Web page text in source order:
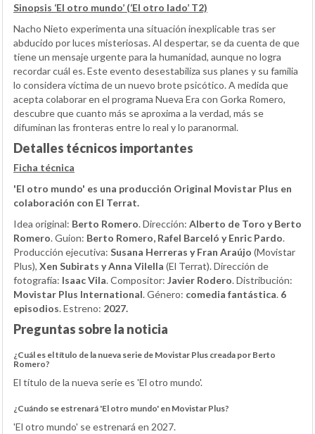
Sinopsis ‘El otro mundo’ (‘El otro lado’ T2)
Nacho Nieto experimenta una situación inexplicable tras ser
abducido por luces misteriosas. Al despertar, se da cuenta de que
tiene un mensaje urgente para la humanidad, aunque no logra
recordar cuál es. Este evento desestabiliza sus planes y su familia
lo considera víctima de un nuevo brote psicótico. A medida que
acepta colaborar en el programa Nueva Era con Gorka Romero,
descubre que cuanto más se aproxima a la verdad, más se
difuminan las fronteras entre lo real y lo paranormal.
Detalles técnicos importantes
Ficha técnica
'El otro mundo' es una producción Original Movistar Plus en
colaboración con El Terrat.
Idea original: Berto Romero. Dirección: Alberto de Toro y Berto
Romero. Guion: Berto Romero, Rafel Barceló y Enric Pardo.
Producción ejecutiva: Susana Herreras y Fran Araújo (Movistar
Plus), Xen Subirats y Anna Vilella (El Terrat). Dirección de
fotografía: Isaac Vila. Compositor: Javier Rodero. Distribución:
Movistar Plus International. Género: comedia fantástica. 6
episodios. Estreno: 2027.
Preguntas sobre la noticia
¿Cuál es el título de la nueva serie de Movistar Plus creada por Berto
Romero?
El título de la nueva serie es 'El otro mundo'.
¿Cuándo se estrenará 'El otro mundo' en Movistar Plus?
'El otro mundo' se estrenará en 2027.